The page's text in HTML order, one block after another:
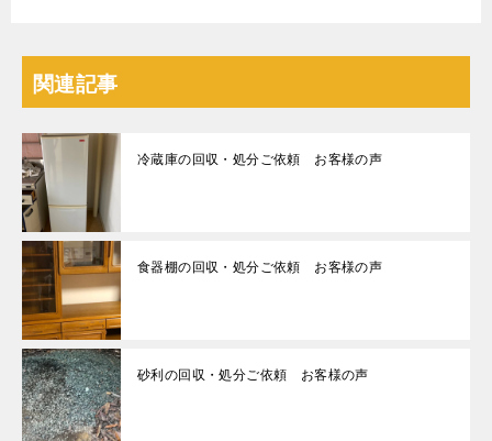
関連記事
冷蔵庫の回収・処分ご依頼 お客様の声
食器棚の回収・処分ご依頼 お客様の声
砂利の回収・処分ご依頼 お客様の声